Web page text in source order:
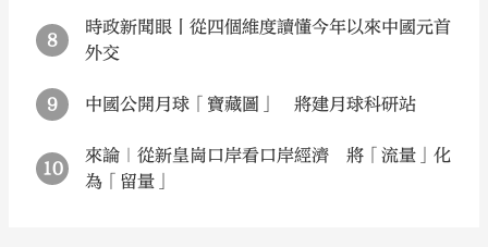
8
時政新聞眼丨從四個維度讀懂今年以來中國元首
外交
9 中國公開月球「寶藏圖」 將建月球科研站
10
來論｜從新皇崗口岸看口岸經濟 將「流量」化
為「留量」